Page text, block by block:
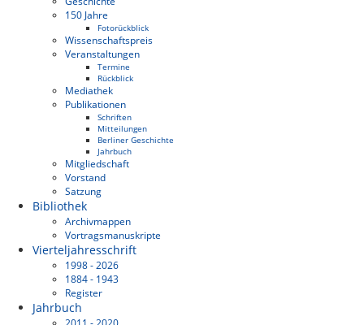
150 Jahre
Fotorückblick
Wissenschaftspreis
Veranstaltungen
Termine
Rückblick
Mediathek
Publikationen
Schriften
Mitteilungen
Berliner Geschichte
Jahrbuch
Mitgliedschaft
Vorstand
Satzung
Bibliothek
Archivmappen
Vortragsmanuskripte
Vierteljahresschrift
1998 - 2026
1884 - 1943
Register
Jahrbuch